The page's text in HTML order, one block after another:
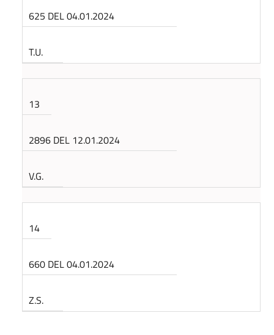
625 DEL 04.01.2024
T.U.
13
2896 DEL 12.01.2024
V.G.
14
660 DEL 04.01.2024
Z.S.